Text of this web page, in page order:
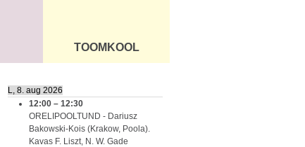
ÜLDINFO
TOOMKOOL
L, 8. aug 2026
12:00 – 12:30
ORELIPOOLTUND - Dariusz
Bakowski-Kois (Krakow, Poola).
Kavas F. Liszt, N. W. Gade